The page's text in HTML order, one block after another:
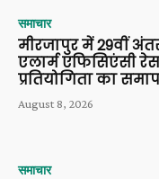
समाचार
मीरजापुर में 29वीं
एलार्म एफिसिएंसी
प्रतियोगिता का
August 8, 2026
समाचार